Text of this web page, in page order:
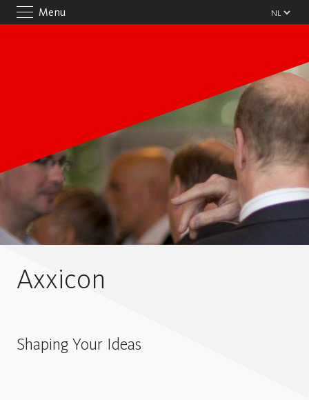
Menu
Axxicon
Shaping Your Ideas